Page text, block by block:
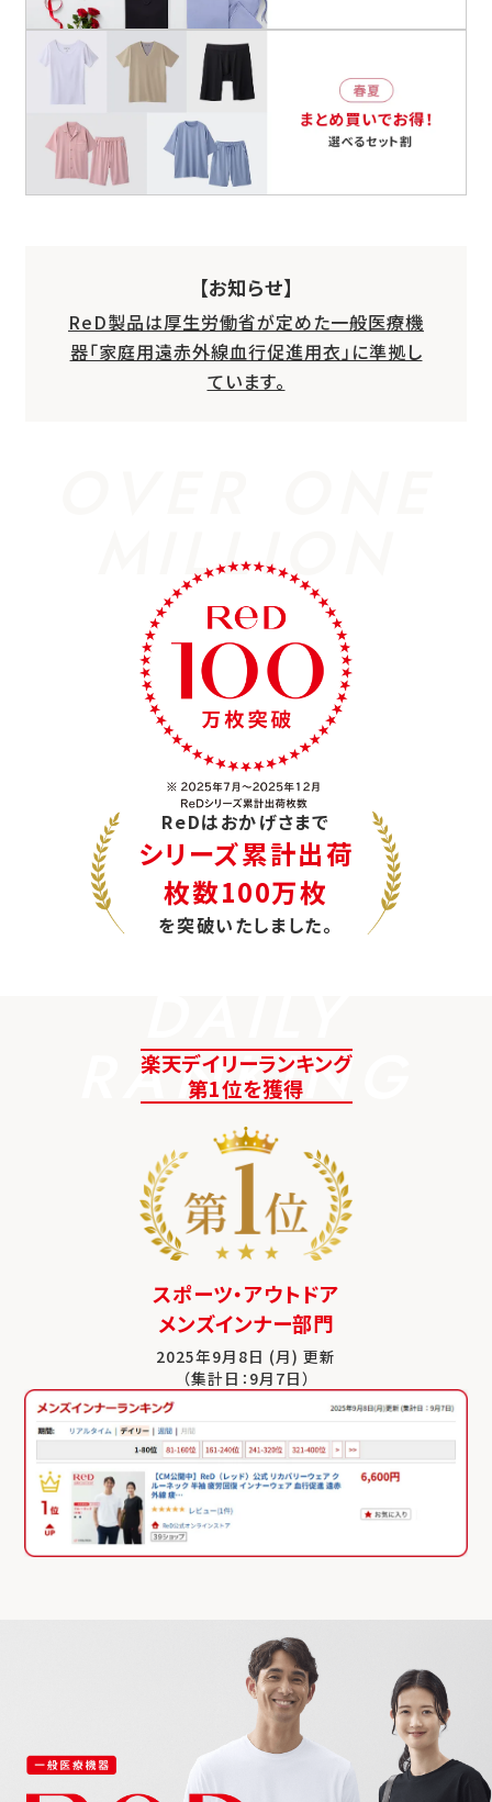
【お知らせ】
ReD製品は厚生労働省が定めた一般医療機
器「家庭用遠赤外線血行促進用衣」に準拠し
ています。
MILLION
ReDはおかげさまで
シリーズ累計出荷
枚数100万枚
を突破いたしました。
RANKING
楽天デイリーランキング
第1位を獲得
スポーツ・アウトドア
メンズインナー部門
2025年9月8日 (月) 更新
（集計日：9月7日）